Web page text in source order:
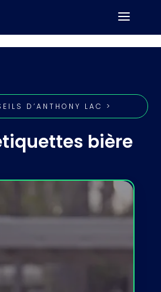
D’ANTHONY LAC >
bière